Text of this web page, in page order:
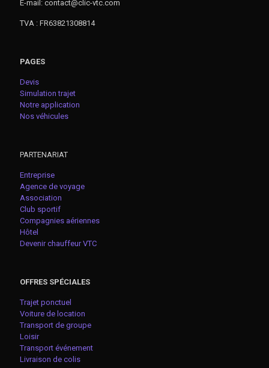
E-mail: contact@clic-vtc.com
TVA : FR63821308814
PAGES
Devis
Simulation trajet
Notre application
Nos véhicules
PARTENARIAT
Entreprise
Agence de voyage
Association
Club sportif
Compagnies aériennes
Hôtel
Devenir chauffeur VTC
OFFRES SPÉCIALES
Trajet ponctuel
Voiture de location
Transport de groupe
Loisir
Transport événement
Livraison de colis